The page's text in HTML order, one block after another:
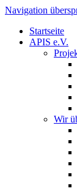
Navigation
Startseite
APIS e.V.
Wir